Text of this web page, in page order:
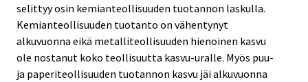
selittyy osin kemianteollisuuden tuotannon laskulla.
Kemianteollisuuden tuotanto on vähentynyt
alkuvuonna eikä metalliteollisuuden hienoinen kasvu
ole nostanut koko teollisuutta kasvu-uralle. Myös puu-
ja paperiteollisuuden tuotannon kasvu jäi alkuvuonna